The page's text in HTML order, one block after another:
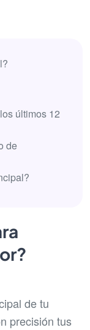
últimos 12
de
de tu
precisión tus